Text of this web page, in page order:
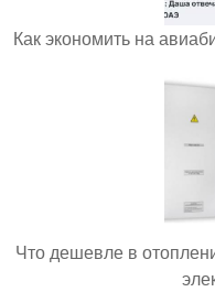
Как экономить на
Что дешевле в